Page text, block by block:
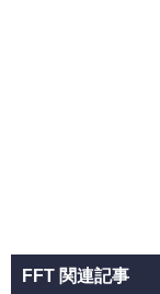
FFT 関連記事